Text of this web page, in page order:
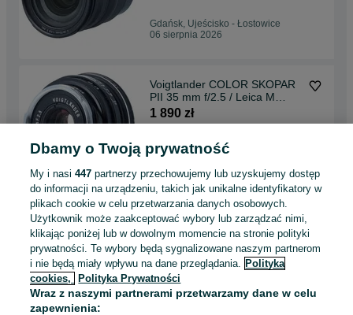
Gdańsk, Ujeścisko - Łostowice
06 sierpnia 2026
Voigtlander COLOR SKOPAR
PII 35 mm f/2.5 / Leica M
Cyfrowe.pl Katowice ul.
Chorzowska 108
1 890 zł
Katowice, Dąb
Nikon Nikkor 80-400 mm f/4.5-
f/5.6 D AF VR ED Cyfrowe.pl
Gdańsk Kartuska 149, lok. 11
2 540 zł
Gdańsk, Ujeścisko - Łostowice
06 sierpnia 2026
Dbamy o Twoją prywatność
My i nasi447 partnerzy przechowujemy lub uzyskujemy dostęp
do informacji na urządzeniu, takich jak unikalne identyfikatory w
plikach cookie w celu przetwarzania danych osobowych.
Użytkownik może zaakceptować wybory lub zarządzać nimi,
klikając poniżej lub w dowolnym momencie na stronie polityki
prywatności. Te wybory będą sygnalizowane naszym partnerom
i nie będą miały wpływu na dane przeglądania. Polityka
cookies,
Polityka Prywatności
Wraz z naszymi partnerami przetwarzamy dane w celu
zapewnienia: